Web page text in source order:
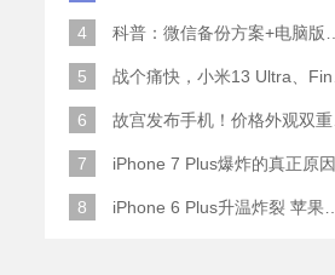
4 科普：微信备份方案+电脑版丢失数据恢复指南
5 战个痛快，小米13 Ultra、Find X6 Pro、vivo X90 Pro+、小米12SU拍照横评
6 故宫发布手机！价格外观双重逆天！
7 iPhone 7 Plus爆炸的真正原因原来是这样
8 iPhone 6 Plus升温炸裂 苹果赔了一部全新的